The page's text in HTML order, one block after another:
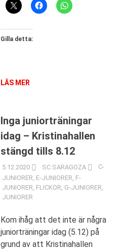
Gilla detta:
LÄS MER
Inga juniorträningar
idag – Kristinahallen
stängd tills 8.12
5.12.2020 SC SARAGOZA
C-
JUNIORER, E-JUNIORER, F-
JUNIORER, FLICKOR, G-JUNIORER,
JUNIORER
Kom ihåg att det inte är några
juniorträningar idag (5.12) på
grund av att Kristinahallen